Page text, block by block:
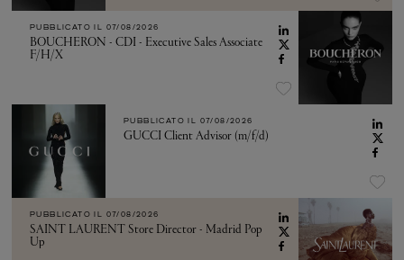
PUBBLICATO IL 07/08/2026
BOUCHERON - CDI - Executive Sales Associate
F/H/X
PUBBLICATO IL 07/08/2026
GUCCI Client Advisor (m/f/d)
PUBBLICATO IL 07/08/2026
SAINT LAURENT Store Director - Madrid Pop
Up